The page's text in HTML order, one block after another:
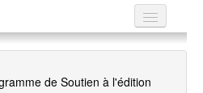
de Soutien à l'édition